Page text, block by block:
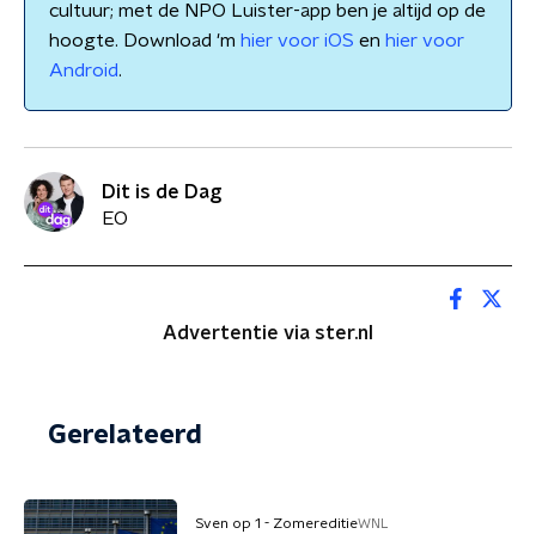
cultuur; met de NPO Luister-app ben je altijd op de
hoogte. Download 'm hier voor iOS en hier voor
Android.
Dit is de Dag
EO
Advertentie via ster.nl
Gerelateerd
Sven op 1 - ZomereditieWNL